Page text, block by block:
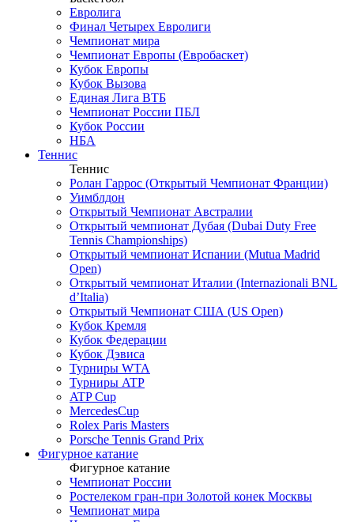
Евролига
Финал Четырех Евролиги
Чемпионат мира
Чемпионат Европы (Евробаскет)
Кубок Европы
Кубок Вызова
Единая Лига ВТБ
Чемпионат России ПБЛ
Кубок России
НБА
Теннис
Теннис
Ролан Гаррос (Открытый Чемпионат Франции)
Уимблдон
Открытый Чемпионат Австралии
Открытый чемпионат Дубая (Dubai Duty Free
Tennis Championships)
Открытый чемпионат Испании (Mutua Madrid
Open)
Открытый чемпионат Италии (Internazionali BNL
d’Italia)
Открытый Чемпионат США (US Open)
Кубок Кремля
Кубок Федерации
Кубок Дэвиса
Турниры WTA
Турниры ATP
ATP Cup
MercedesCup
Rolex Paris Masters
Porsche Tennis Grand Prix
Фигурное катание
Фигурное катание
Чемпионат России
Ростелеком гран-при Золотой конек Москвы
Чемпионат мира